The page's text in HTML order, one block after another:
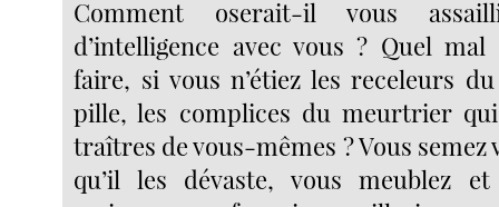
Comment oserait-il vous
d’intelligence avec vous ? Quel
faire, si vous n’étiez les receleurs
pille, les complices du meurtrier
traîtres de vous-mêmes ? Vous semez
qu’il les dévaste, vous meublez